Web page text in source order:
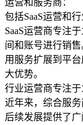
包括SaaS运营和
SaaS运营商专注
间和账号进行销售
用服务扩展到平
大优势。
行业运营商专注
近年来，综合服
后续发展提供了